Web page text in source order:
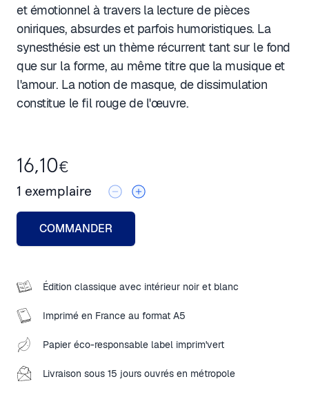
et émotionnel à travers la lecture de pièces
oniriques, absurdes et parfois humoristiques. La
synesthésie est un thème récurrent tant sur le fond
que sur la forme, au même titre que la musique et
l'amour. La notion de masque, de dissimulation
constitue le fil rouge de l'œuvre.
16,10€
1 exemplaire
COMMANDER
Édition classique avec intérieur noir et blanc
Imprimé en France au format A5
Papier éco-responsable label imprim'vert
Livraison sous 15 jours ouvrés en métropole